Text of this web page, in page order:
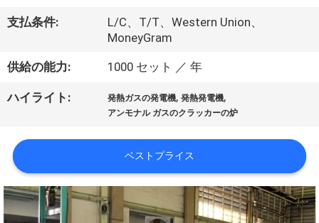
い
工
見
学
支払条件:
L/C、T/T、Western Union、
MoneyGram
供給の能力: 1000 セット ／ 年
ハイライト: 発熱ガスの発電機,発熱発電機,
アンモナル ガスのクラッカーの炉
ベストプライス